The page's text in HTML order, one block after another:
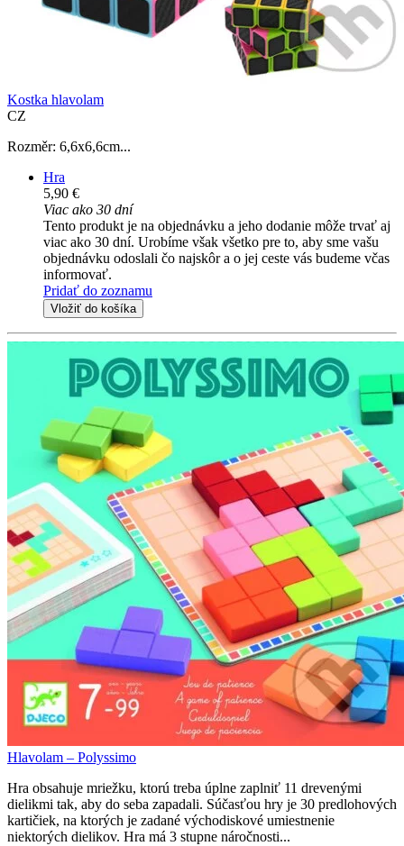
Kostka hlavolam
CZ
Rozměr: 6,6x6,6cm...
Hra
5,90 €
Viac ako 30 dní
Tento produkt je na objednávku a jeho dodanie môže trvať aj
viac ako 30 dní. Urobíme však všetko pre to, aby sme vašu
objednávku odoslali čo najskôr a o jej ceste vás budeme včas
informovať.
Pridať do zoznamu
Vložiť do košíka
Hlavolam – Polyssimo
Hra obsahuje mriežku, ktorú treba úplne zaplniť 11 drevenými
dielikmi tak, aby do seba zapadali. Súčasťou hry je 30 predlohových
kartičiek, na ktorých je zadané východiskové umiestnenie
niektorých dielikov. Hra má 3 stupne náročnosti...